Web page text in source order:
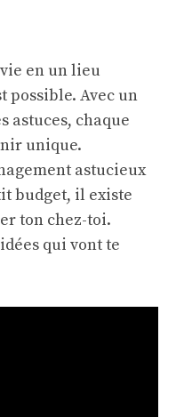
en un lieu
possible. Avec un
astuces, chaque
unique.
astucieux
budget, il existe
ton chez-toi.
qui vont te